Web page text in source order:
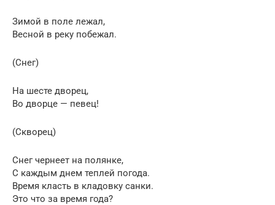
Зимой в поле лежал,
Весной в реку побежал.
(Снег)
На шесте дворец,
Во дворце — певец!
(Скворец)
Снег чернеет на полянке,
С каждым днем теплей погода.
Время класть в кладовку санки.
Это что за время года?